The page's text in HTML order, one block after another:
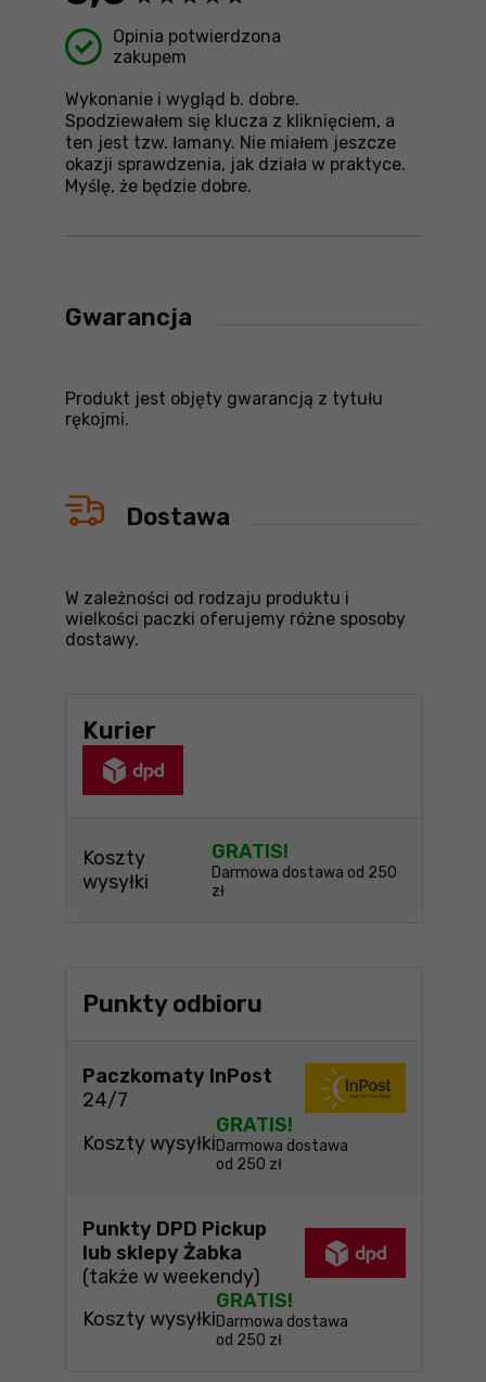
Opinia potwierdzona
zakupem
Wykonanie i wygląd b. dobre.
Spodziewałem się klucza z kliknięciem, a
ten jest tzw. łamany. Nie miałem jeszcze
okazji sprawdzenia, jak działa w praktyce.
Myślę, że będzie dobre.
Gwarancja
Produkt jest objęty gwarancją z tytułu
rękojmi.
Dostawa
W zależności od rodzaju produktu i
wielkości paczki oferujemy różne sposoby
dostawy.
Kurier
Koszty
wysyłki
GRATIS!
Darmowa dostawa od 250
zł
Punkty odbioru
Paczkomaty InPost
24/7
Koszty wysyłki
GRATIS!
Darmowa dostawa
od 250 zł
Punkty DPD Pickup
lub sklepy Żabka
(także w weekendy)
Koszty wysyłki
GRATIS!
Darmowa dostawa
od 250 zł